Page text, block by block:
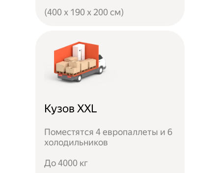
(400 x 190 x 200 см)
Кузов XXL
Поместятся 4 европаллеты и 6
холодильников
До 4000 кг